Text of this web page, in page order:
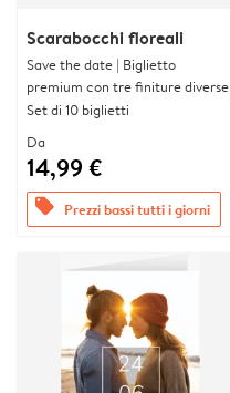
Scarabocchi floreali
Save the date | Biglietto
premium con tre finiture diverse
Set di 10 biglietti
Da
14,99 €
offers Prezzi bassi tutti i giorni